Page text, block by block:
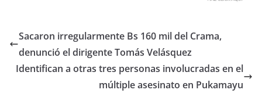
Sacaron irregularmente Bs 160 mil del Crama,
denunció el dirigente Tomás Velásquez
Identifican a otras tres personas involucradas en el
múltiple asesinato en Pukamayu